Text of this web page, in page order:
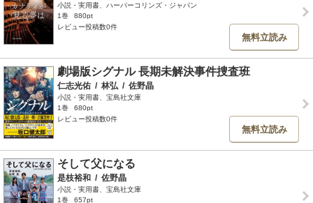
小説・実用書、ハーパーコリンズ・ジャパン
1巻
880pt
レビュー投稿数0件
無料立読み
劇場版シグナル 長期未解決事件捜査班
仁志光佑 / 林弘 / 佐野晶
小説・実用書、宝島社文庫
1巻
680pt
レビュー投稿数0件
無料立読み
そして父になる
是枝裕和 / 佐野晶
小説・実用書、宝島社文庫
1巻
657pt